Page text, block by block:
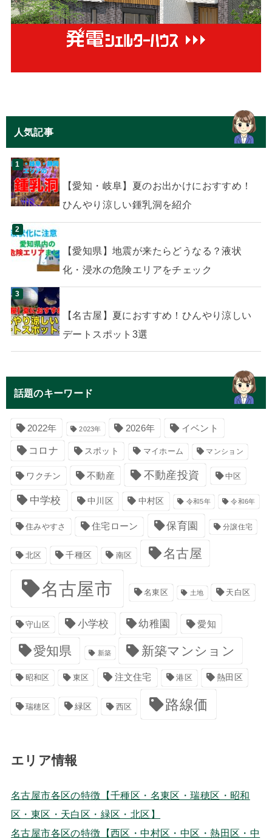
人気記事
【愛知・岐阜】夏のお出かけにおすすめ！
ひんやり涼しい鍾乳洞を紹介
【愛知県】地震が来たらどうなる？液状
化・浸水の危険エリアをチェック
【名古屋】夏におすすめ！ひんやり涼しい
デートスポット3選
話題のキーワード
2022年 2023年 2026年 イベント
コロナ スポット マイホーム マンション
ワクチン 不動産 不動産投資 中区
中学校 中川区 中村区 令和5年 令和6年
住みやすさ 住宅ローン 保育園 分譲住宅
北区 千種区 南区 名古屋
名古屋市 名東区 土地 天白区
守山区 小学校 幼稚園 愛知
愛知県 新築 新築マンション
昭和区 東区 注文住宅 港区 熱田区
瑞穂区 緑区 西区 路線価
エリア情報
名古屋市各区の特徴【千種区・名東区・瑞穂区・昭和
区・東区・天白区・緑区・北区】
名古屋市各区の特徴【西区・中村区・中区・熱田区・中